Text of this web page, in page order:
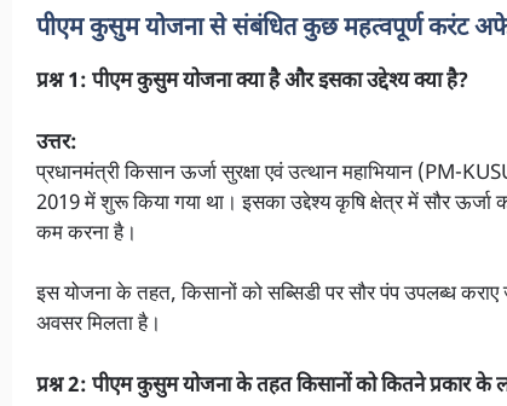
पीएम कुसुम योजना से संबंधित कुछ महत्वपूर्ण करंट
प्रश्न 1: पीएम कुसुम योजना क्या है और इसका उद्देश्य क्या है?
उत्तर:
प्रधानमंत्री किसान ऊर्जा सुरक्षा एवं उत्थान महाभियान (PM-
2019 में शुरू किया गया था। इसका उद्देश्य कृषि क्षेत्र में सौर ऊर्जा
कम करना है।
इस योजना के तहत, किसानों को सब्सिडी पर सौर पंप उपलब्ध
अवसर मिलता है।
प्रश्न 2: पीएम कुसुम योजना के तहत किसानों को कितने प्रकार के